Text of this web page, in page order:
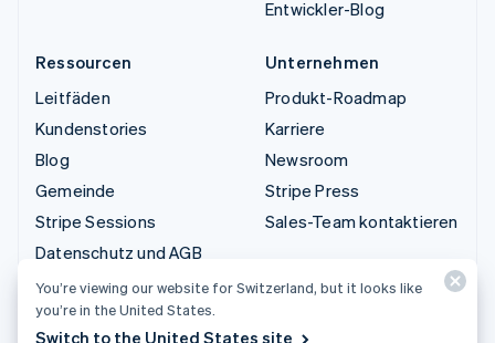
Entwickler-Blog
Ressourcen
Leitfäden
Kundenstories
Blog
Gemeinde
Stripe Sessions
Datenschutz und AGB
Eingeschränkte und nicht
zugelassene Geschäfte
Unternehmen
Produkt-Roadmap
Karriere
Newsroom
Stripe Press
Sales-Team kontaktieren
You’re viewing our website for Switzerland, but it looks like
you’re in the United States.
Switch to the United States site